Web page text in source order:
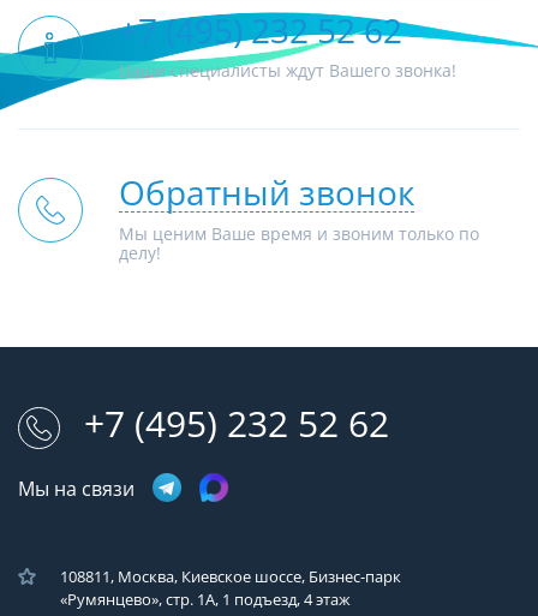
+7 (495) 232 52 62
Наши специалисты ждут Вашего звонка!
Обратный звонок
Мы ценим Ваше время и звоним только по
делу!
+7 (495) 232 52 62
Мы на связи
108811, Москва, Киевское шоссе, Бизнес-парк
«Румянцево», стр. 1А, 1 подъезд, 4 этаж